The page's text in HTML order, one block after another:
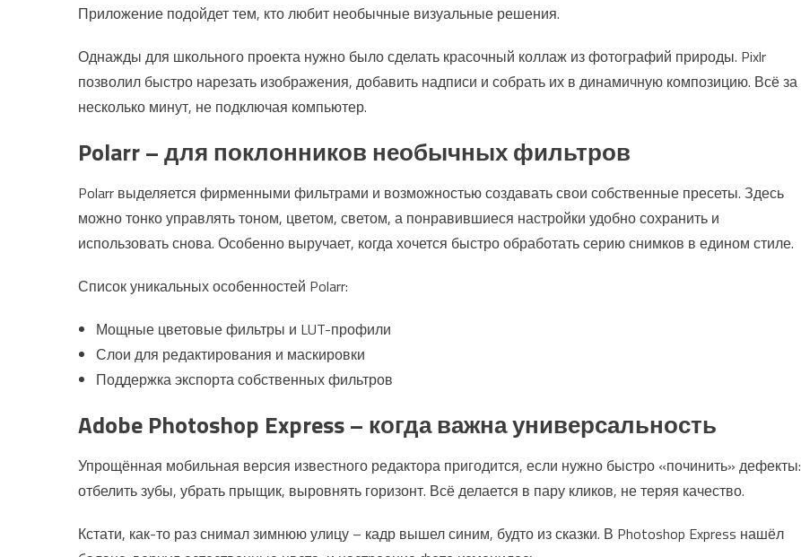
Приложение подойдет тем, кто любит необычные визуальные решения.
Однажды для школьного проекта нужно было сделать красочный коллаж из фотографий природы. Pixlr
позволил быстро нарезать изображения, добавить надписи и собрать их в динамичную композицию. Всё за
несколько минут, не подключая компьютер.
Polarr – для поклонников необычных фильтров
Polarr выделяется фирменными фильтрами и возможностью создавать свои собственные пресеты. Здесь
можно тонко управлять тоном, цветом, светом, а понравившиеся настройки удобно сохранить и
использовать снова. Особенно выручает, когда хочется быстро обработать серию снимков в едином стиле.
Список уникальных особенностей Polarr:
Мощные цветовые фильтры и LUT-профили
Слои для редактирования и маскировки
Поддержка экспорта собственных фильтров
Adobe Photoshop Express – когда важна универсальность
Упрощённая мобильная версия известного редактора пригодится, если нужно быстро «починить» дефекты:
отбелить зубы, убрать прыщик, выровнять горизонт. Всё делается в пару кликов, не теряя качество.
Кстати, как-то раз снимал зимнюю улицу – кадр вышел синим, будто из сказки. В Photoshop Express нашёл